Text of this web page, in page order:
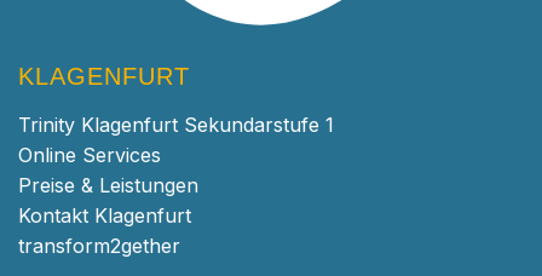
KLAGENFURT
Trinity Klagenfurt Sekundarstufe 1
Online Services
Preise & Leistungen
Kontakt Klagenfurt
transform2gether